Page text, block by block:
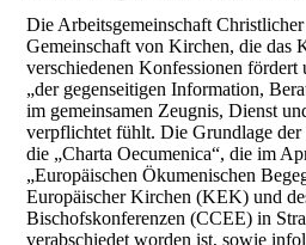
Die Arbeitsgemeinschaft
Gemeinschaft von Kirchen, die das
verschiedenen Konfessionen fördert
„der gegenseitigen Information,
im gemeinsamen Zeugnis, Dienst
verpflichtet fühlt. Die Grundlage
die „Charta Oecumenica“, die im
„Europäischen Ökumenischen
Europäischer Kirchen (KEK) und
Bischofskonferenzen (CCEE) in
verabschiedet worden ist, sowie